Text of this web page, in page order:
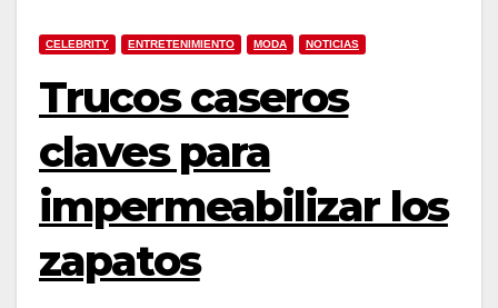
CELEBRITY ENTRETENIMIENTO MODA NOTICIAS
Trucos caseros
claves para
impermeabilizar los
zapatos